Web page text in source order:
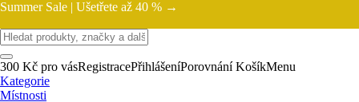
Summer Sale | Ušetřete až 40 % →
300 Kč pro vásRegistracePřihlášeníPorovnání KošíkMenu
Kategorie
Místnosti